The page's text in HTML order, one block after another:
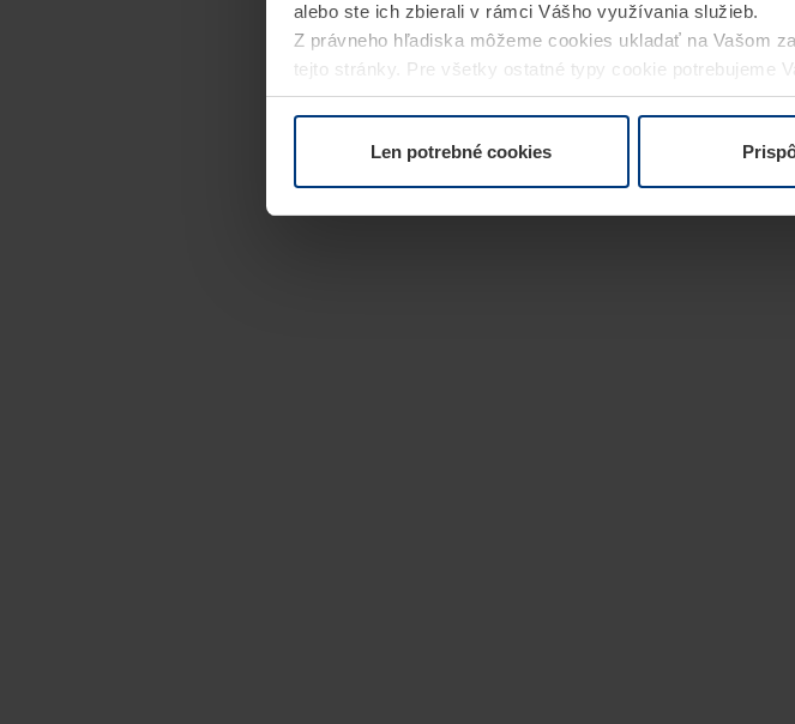
alebo ste ich zbierali v rámci Vášho využívania služieb.
Z právneho hľadiska môžeme cookies ukladať na Vašom
tejto stránky. Pre všetky ostatné typy cookie potrebujeme
alebo odvolať vo vysvetlení cookie na stránkeVyhlásenie
Len potrebné cookies